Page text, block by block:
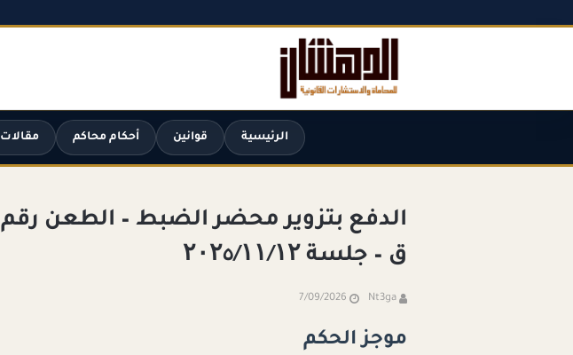
الرئيسية قوانين أحكام محاكم مقالات
ق – جلسة ۲۰۲٥/۱۱/۱۲
Nt3ga
7/09/2026
موجز الحكم